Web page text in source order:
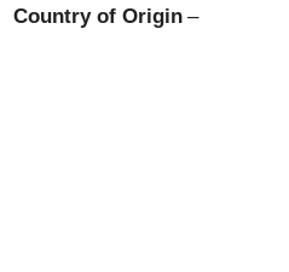
Country of Origin –